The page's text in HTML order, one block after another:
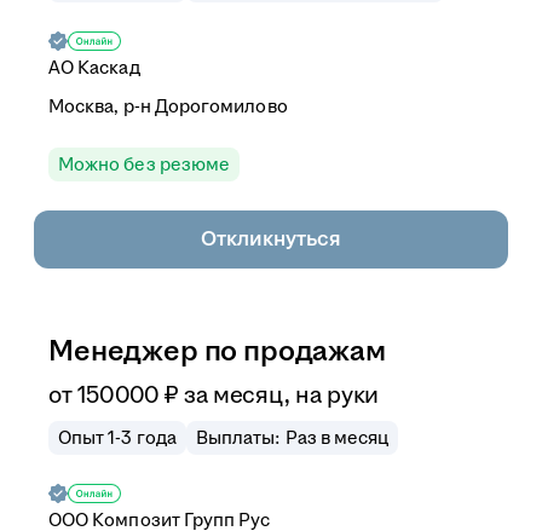
АО Каскад
Москва, р-н Дорогомилово
Можно без резюме
Откликнуться
Менеджер по продажам
от150 000 ₽ за месяц, на руки
Опыт 1-3 года Выплаты: Раз в месяц
ООО Композит Групп Рус